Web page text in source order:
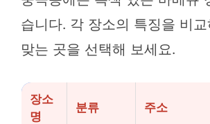
습니다. 각 장소의 특징을 비
맞는 곳을 선택해 보세요.
장소
명
분류 주소